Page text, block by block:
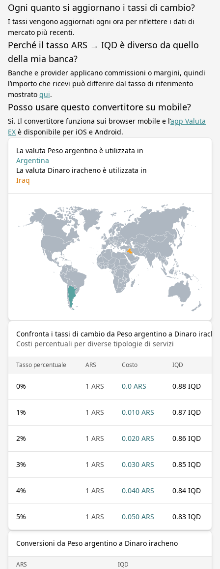
Ogni quanto si aggiornano i tassi di cambio?
I tassi vengono aggiornati ogni ora per riflettere i dati di
mercato più recenti.
Perché il tasso ARS → IQD è diverso da quello
della mia banca?
Banche e provider applicano commissioni o margini, quindi
l’importo che ricevi può differire dal tasso di riferimento
mostrato qui.
Posso usare questo convertitore su mobile?
Sì. Il convertitore funziona sui browser mobile e l’app Valuta
EX è disponibile per iOS e Android.
La valuta Peso argentino è utilizzata in
Argentina
La valuta Dinaro iracheno è utilizzata in
Iraq
Confronta i tassi di cambio da Peso argentino a Dinaro
Costi percentuali per diverse tipologie di servizi
Tasso percentuale ARS Costo IQD
0% 1 ARS 0.0 ARS 0.88 IQD
1% 1 ARS 0.010 ARS 0.87 IQD
2% 1 ARS 0.020 ARS 0.86 IQD
3% 1 ARS 0.030 ARS 0.85 IQD
4% 1 ARS 0.040 ARS 0.84 IQD
5% 1 ARS 0.050 ARS 0.83 IQD
Conversioni da Peso argentino a Dinaro iracheno
ARS IQD